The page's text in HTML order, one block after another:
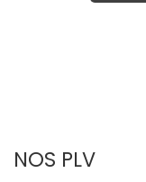
NOS PLV